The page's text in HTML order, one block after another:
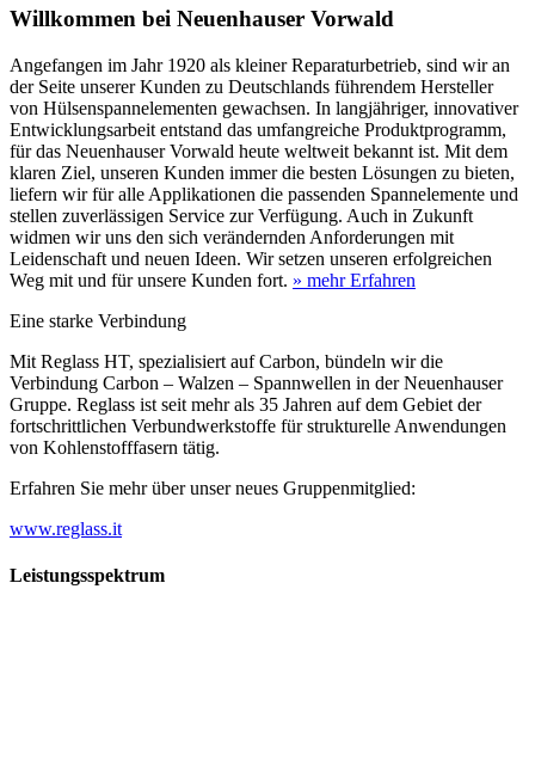
Willkommen bei Neuenhauser Vorwald
Angefangen im Jahr 1920 als kleiner Reparaturbetrieb, sind wir an
der Seite unserer Kunden zu Deutschlands führendem Hersteller
von Hülsenspannelementen gewachsen. In langjähriger, innovativer
Entwicklungsarbeit entstand das umfangreiche Produktprogramm,
für das Neuenhauser Vorwald heute weltweit bekannt ist. Mit dem
klaren Ziel, unseren Kunden immer die besten Lösungen zu bieten,
liefern wir für alle Applikationen die passenden Spannelemente und
stellen zuverlässigen Service zur Verfügung. Auch in Zukunft
widmen wir uns den sich verändernden Anforderungen mit
Leidenschaft und neuen Ideen. Wir setzen unseren erfolgreichen
Weg mit und für unsere Kunden fort. » mehr Erfahren
Eine starke Verbindung
Mit Reglass HT, spezialisiert auf Carbon, bündeln wir die
Verbindung Carbon – Walzen – Spannwellen in der Neuenhauser
Gruppe. Reglass ist seit mehr als 35 Jahren auf dem Gebiet der
fortschrittlichen Verbundwerkstoffe für strukturelle Anwendungen
von Kohlenstofffasern tätig.
Erfahren Sie mehr über unser neues Gruppenmitglied:
www.reglass.it
Leistungsspektrum